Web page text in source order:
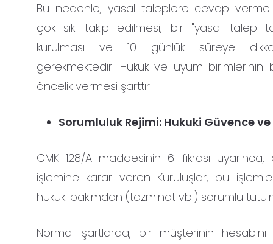
Bu nedenle, yasal taleplere cevap verme
çok sıkı takip edilmesi, bir "yasal talep
kurulması ve 10 günlük süreye
gerekmektedir. Hukuk ve uyum
öncelik vermesi şarttır.
Sorumluluk Rejimi: Hukuki Güvence ve
CMK 128/A maddesinin 6. fıkrası uyarınca,
işlemine karar veren Kuruluşlar, bu
hukuki bakımdan (tazminat vb.) sorumlu
Normal şartlarda, bir müşterinin hesabını